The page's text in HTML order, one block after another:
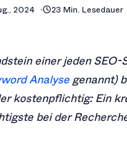
2024 23 Min. Lesedauer
einer jeden
Analysegenannt)
kostenpflichtig: Ein
bei der